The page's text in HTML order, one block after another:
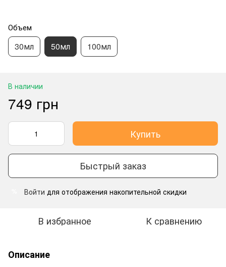
Объем
30мл 50мл 100мл
В наличии
749 грн
Купить
Быстрый заказ
Войти для отображения накопительной скидки
В избранное К сравнению
Описание